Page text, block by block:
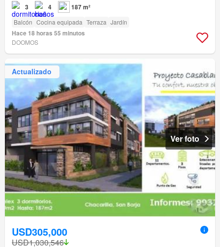
3 4 187 m²
Balcón Cocina equipada Terraza Jardín
Hace 18 horas 55 minutos
DOOMOS
Actualizado
Ver foto
USD305,000
USD1,030,546